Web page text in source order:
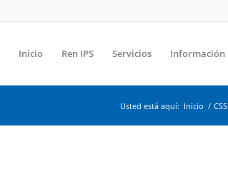
Inicio Ren IPS Servicios Información
Usted está aquí: Inicio / CSS